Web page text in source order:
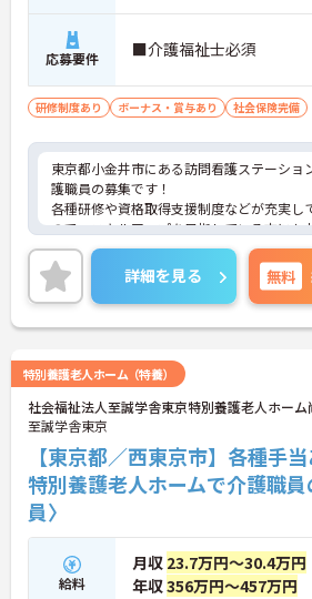
応募要件 ■介護福祉士必須
研修制度あり ボーナス・賞与あり 社会保険完備
東京都小金井市にある訪問看護ステーショ
護職員の募集です！
各種研修や資格取得支援制度などが充実し
ので、スキルアップを目指している方にも
の求人です◎
ご興味のある方には、面接対策ポイントな
に詳細をお話しいたしますのでお気軽にご
さい！
詳細を見る 無料
特別養護老人ホーム（特養）
社会福祉法人至誠学舎東京特別養護老人ホーム
至誠学舎東京
【東京都／西東京市】各種手
特別養護老人ホームで介護職
員〉
給料
月収 23.7万円～30.4万円
年収356万円～457万円